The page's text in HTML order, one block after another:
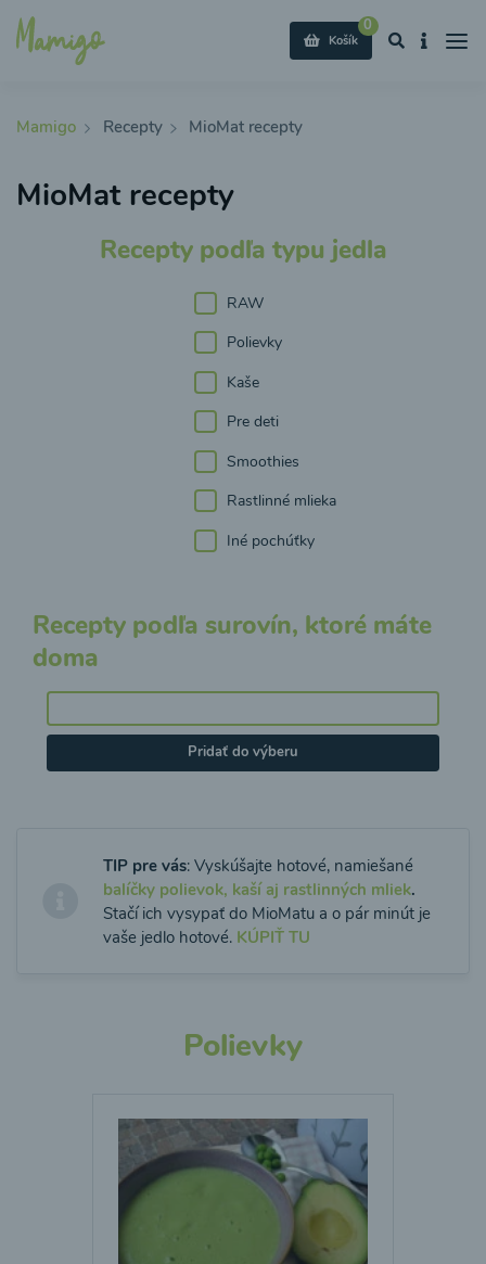
0
Košík
Mamigo Recepty MioMat recepty
MioMat recepty
Recepty podľa typu jedla
RAW
Polievky
Kaše
Pre deti
Smoothies
Rastlinné mlieka
Iné pochúťky
Recepty podľa surovín, ktoré máte
doma
Pridať do výberu
TIP pre vás: Vyskúšajte hotové, namiešané
balíčky polievok, kaší aj rastlinných mliek.
Stačí ich vysypať do MioMatu a o pár minút je
vaše jedlo hotové. KÚPIŤ TU
Polievky